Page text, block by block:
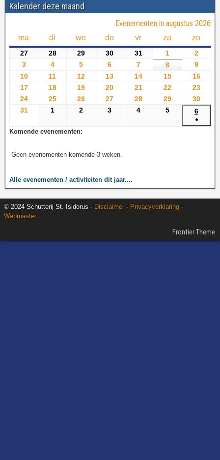
Kalender deze maand
Evenementen in augustus 2026
ma di wo do vr za zo
27 28 29 30 31 1
2
3
4 5 6 7 8
9
10
11 12 13 14 15
16
17
18 19 20 21 22
23
24
25 26 27 28 29
30
31
1 2 3 4 5 6
●
Komende evenementen:
Geen evenementen komende 3 weken.
Alle evenementen / activiteiten dit jaar....
© 2024 Schutterij St. Isidorus - Disclaimer - Privacyverklaring -
Webmaster
Frontier Theme